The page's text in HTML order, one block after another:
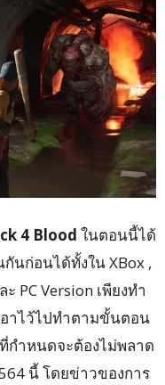
4 Blood ในตอนนี้ได้
นก่อนได้ทั้งใน XBox ,
PC Version เพียงทำ
าไว้ไปทำตามขั้นตอน
กำหนดจะต้องไม่พลาด
นี้ โดยข่าวของการ